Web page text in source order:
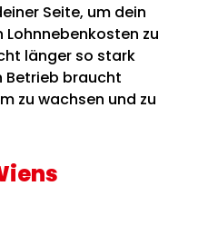
Seite, um dein
Lohnnebenkosten zu
länger so stark
Betrieb braucht
zu wachsen und zu